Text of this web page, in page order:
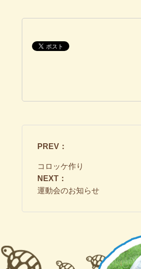
PREV：
コロッケ作り
NEXT：
運動会のお知らせ